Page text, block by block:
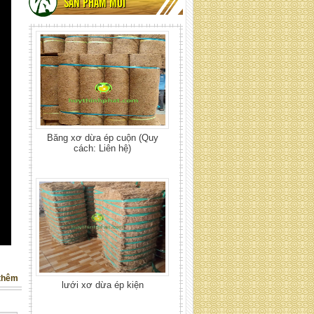
SẢN PHẨM MỚI
lưới xơ dừa ép kiện
Tấm xơ dừa tròn đậy gốc cây